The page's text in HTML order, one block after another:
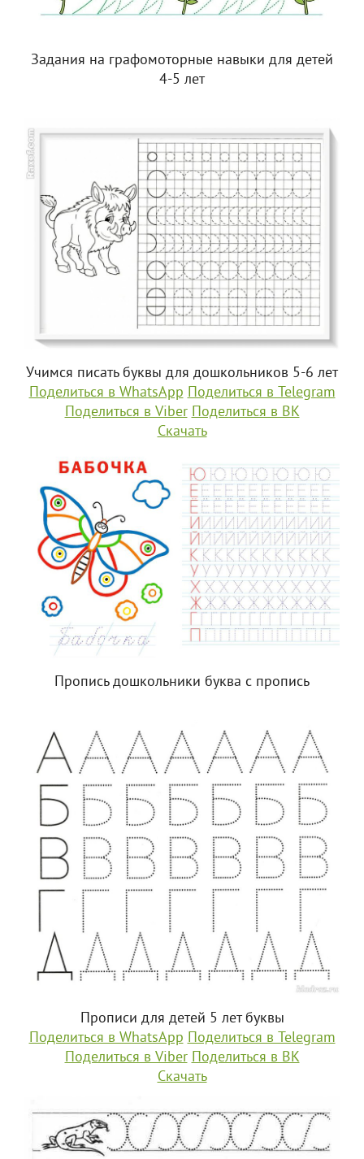
Задания на графомоторные навыки для детей
4-5 лет
Учимся писать буквы для дошкольников 5-6 лет
Поделиться в WhatsApp Поделиться в Telegram
Поделиться в Viber Поделиться в ВК
Скачать
Пропись дошкольники буква с пропись
Прописи для детей 5 лет буквы
Поделиться в WhatsApp Поделиться в Telegram
Поделиться в Viber Поделиться в ВК
Скачать